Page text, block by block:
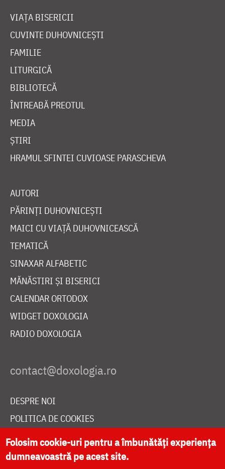
VIAȚA BISERICII
CUVINTE DUHOVNICEȘTI
FAMILIE
LITURGICĂ
BIBLIOTECĂ
ÎNTREABĂ PREOTUL
MEDIA
ȘTIRI
HRAMUL SFINTEI CUVIOASE PARASCHEVA
AUTORI
PĂRINȚI DUHOVNICEȘTI
MAICI CU VIAȚĂ DUHOVNICEASCĂ
TEMATICĂ
SINAXAR ALFABETIC
MĂNĂSTIRI ȘI BISERICI
CALENDAR ORTODOX
WIDGET DOXOLOGIA
RADIO DOXOLOGIA
DESPRE NOI
POLITICA DE COOKIES
DONEAZĂ ONLINE PENTRU CATEDRALA NAȚIONALĂ
Folosim cookie-uri pentru a îmbunătăți experiența
dumneavoastră pe acest site.